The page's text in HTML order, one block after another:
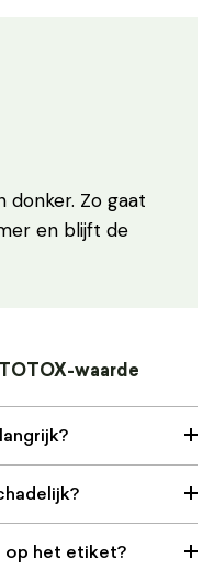
donker. Zo gaat
en blijft de
waarde
op het etiket?